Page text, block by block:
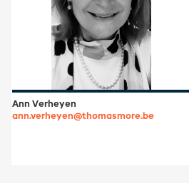
Ann Verheyen
ann.verheyen@thomasmore.be